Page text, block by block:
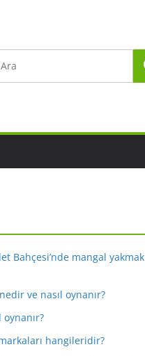
Bahçesi’nde mangal yakmak
ve nasıl oynanır?
oynanır?
hangileridir?